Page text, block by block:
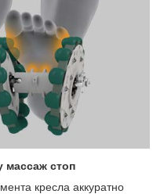
стоп
кресла аккуратно